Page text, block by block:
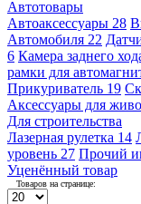
Автотовары
Автоаксессуары 28
Автомобиля 22
6 Камера заднего
рамки для
Прикуриватель 19
Аксессуары для
Для строительства
Лазерная рулетка 14
уровень 27 Прочий
Уценённый товар
Товаров на странице: